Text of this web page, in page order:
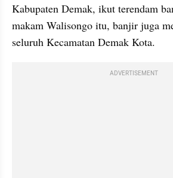
Kabupaten Demak, ikut terendam
makam Walisongo itu, banjir juga
seluruh Kecamatan Demak Kota.
ADVERTISEMENT